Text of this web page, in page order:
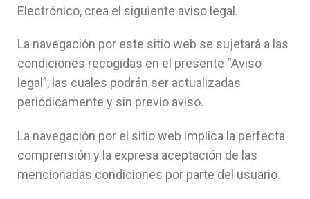
Electrónico, crea el siguiente aviso legal.
La navegación por este sitio web se sujetará a las
condiciones recogidas en el presente “Aviso
legal”, las cuales podrán ser actualizadas
periódicamente y sin previo aviso.
La navegación por el sitio web implica la perfecta
comprensión y la expresa aceptación de las
mencionadas condiciones por parte del usuario.